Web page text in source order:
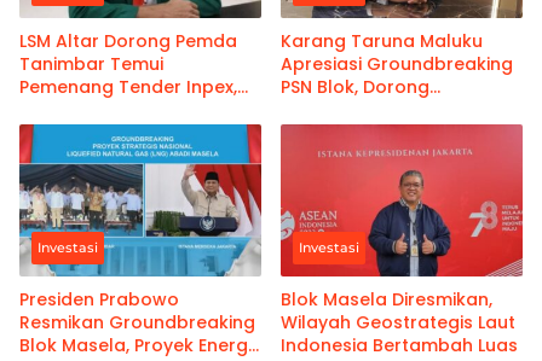
LSM Altar Dorong Pemda
Tanimbar Temui
Pemenang Tender Inpex,
Karang Taruna Maluku
Apresiasi Groundbreaking
PSN Blok, Dorong
dan Keterlibatan Nyata
Masyarakat Maluku
Investasi
Presiden Prabowo
Resmikan Groundbreaking
Blok Masela, Proyek Energi
Investasi
Blok Masela Diresmikan,
Wilayah Geostrategis Laut
Indonesia Bertambah Luas